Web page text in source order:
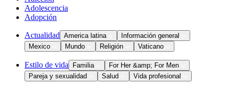
Adolescencia
Adopción
Actualidad America latina
Información general
Mexico
Mundo Religión Vaticano
Estilo de vida Familia
For Her &amp; For Men
Pareja y sexualidad
Salud Vida profesional